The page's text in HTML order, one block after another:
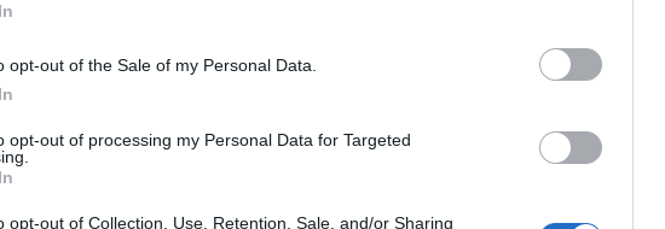
opt-out of the Sale of my Personal Data.
opt-out of processing my Personal Data for Targeted
opt-out of Collection, Use, Retention, Sale, and/or Sharing
έχει ήδη έχει ξεκινήσει επαφές με
το ρόστερ της ομάδας.
βρίσκεται στην τελευταία θέση
Γ’ Εθνικής. Την Κυριακή υποδέχεται την ΑΕ
14:00.